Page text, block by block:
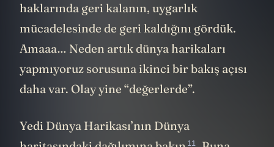
haklarında geri kalanın, uygarlık
mücadelesinde de geri kaldığını gördük.
Amaaa… Neden artık dünya harikaları
yapmıyoruz sorusuna ikinci bir bakış açısı
daha var. Olay yine “değerlerde”.
Yedi Dünya Harikası’nın Dünya
11